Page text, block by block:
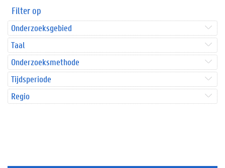
Filter op
Onderzoeksgebied
Taal
Onderzoeksmethode
Tijdsperiode
Regio